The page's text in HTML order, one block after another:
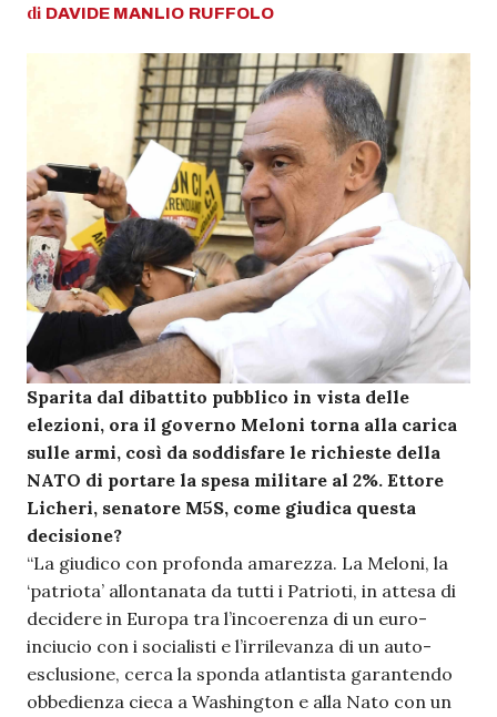
di DAVIDE MANLIO RUFFOLO
Sparita dal dibattito pubblico in vista delle
elezioni, ora il governo Meloni torna alla carica
sulle armi, così da soddisfare le richieste della
NATO di portare la spesa militare al 2%. Ettore
Licheri, senatore M5S, come giudica questa
decisione?
“La giudico con profonda amarezza. La Meloni, la
‘patriota’ allontanata da tutti i Patrioti, in attesa di
decidere in Europa tra l’incoerenza di un euro-
inciucio con i socialisti e l’irrilevanza di un auto-
esclusione, cerca la sponda atlantista garantendo
obbedienza cieca a Washington e alla Nato con un